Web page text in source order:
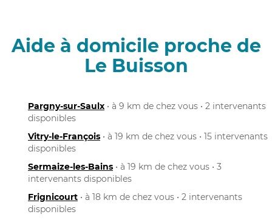
Aide à domicile proche de
Le Buisson
Pargny-sur-Saulx • à 9 km de chez vous • 2 intervenants
disponibles
Vitry-le-François • à 19 km de chez vous • 15 intervenants
disponibles
Sermaize-les-Bains • à 19 km de chez vous • 3
intervenants disponibles
Frignicourt • à 18 km de chez vous • 2 intervenants
disponibles